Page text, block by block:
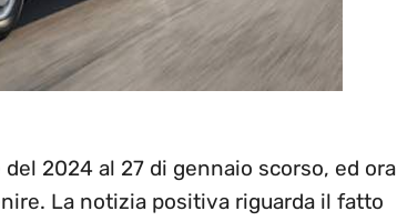
2024 al 27 di gennaio scorso, ed ora
La notizia positiva riguarda il fatto